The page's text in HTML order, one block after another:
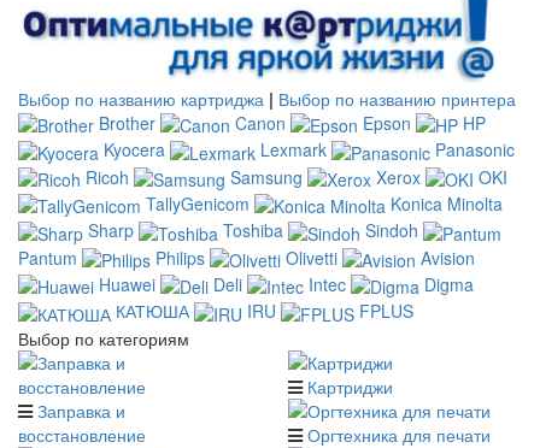
Выбор по названию картриджа | Выбор по названию принтера
Brother
Canon Epson
HP
Kyocera
Lexmark
Panasonic
Ricoh
Samsung Xerox
OKI
TallyGenicom
Konica Minolta
Sharp
Toshiba
Sindoh
Pantum
Philips Olivetti
Avision
Huawei
Deli Intec
Digma
КАТЮША
IRU
FPLUS
Выбор по категориям
Заправка и
восстановление
Картриджи
Оргтехника для печати